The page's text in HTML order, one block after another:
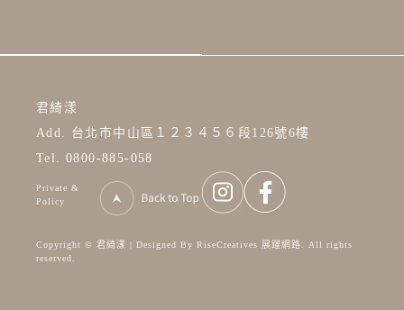
Private &
Policy
Copyright © 君綺漾 | Designed By RiseCreatives 展躍網路. All rights
reserved.
君綺漾
Add. 台北市中山區１２３４５６段126號6樓
Tel. 0800-885-058